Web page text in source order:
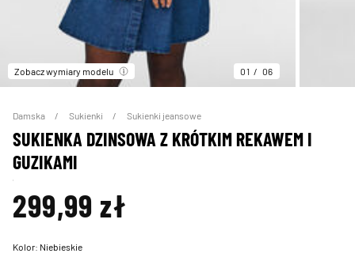
Zobacz wymiary modelu 01 06
Damska Sukienki Sukienki jeansowe
SUKIENKA DZINSOWA Z KRÓTKIM REKAWEM I
GUZIKAMI
299,99 zł
Kolor: Niebieskie